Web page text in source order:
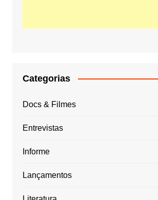
Categorias
Docs & Filmes
Entrevistas
Informe
Lançamentos